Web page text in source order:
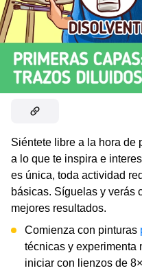
Siéntete libre a la hora de
a lo que te inspira e
es única, toda actividad
básicas. Síguelas y verás
mejores resultados.
Comienza con pinturas
técnicas y experimenta
iniciar con lienzos de